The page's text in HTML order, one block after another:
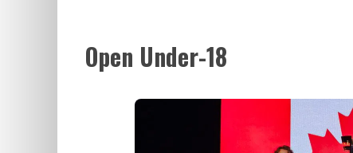
Open Under-18